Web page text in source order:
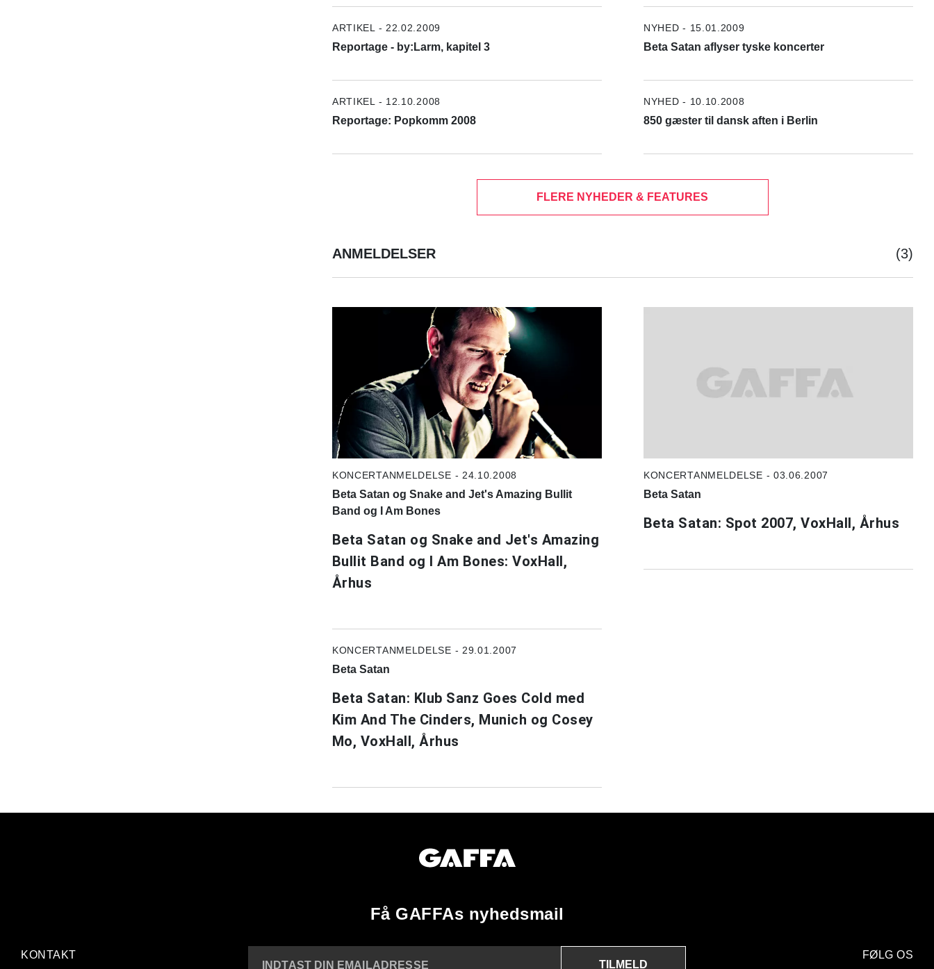
ARTIKEL - 22.02.2009
Reportage - by:Larm, kapitel 3
NYHED - 15.01.2009
Beta Satan aflyser tyske koncerter
ARTIKEL - 12.10.2008
Reportage: Popkomm 2008
NYHED - 10.10.2008
850 gæster til dansk aften i Berlin
FLERE NYHEDER & FEATURES
ANMELDELSER (3)
KONCERTANMELDELSE - 24.10.2008
Beta Satan og Snake and Jet's Amazing Bullit
Band og I Am Bones
Beta Satan og Snake and Jet's Amazing
Bullit Band og I Am Bones: VoxHall,
Århus
KONCERTANMELDELSE - 03.06.2007
Beta Satan
Beta Satan: Spot 2007, VoxHall, Århus
KONCERTANMELDELSE - 29.01.2007
Beta Satan
Beta Satan: Klub Sanz Goes Cold med
Kim And The Cinders, Munich og Cosey
Mo, VoxHall, Århus
Få GAFFAs nyhedsmail
KONTAKT
INDTAST DIN EMAILADRESSE
TILMELD
FØLG OS